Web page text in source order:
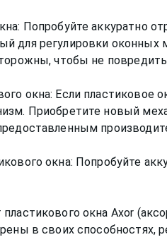
Попробуйте аккуратно
для регулировки оконных
чтобы не
окна: Если пластиковое
Приобретите новый
окна: Попробуйте
окна Axor
в своих способностях,